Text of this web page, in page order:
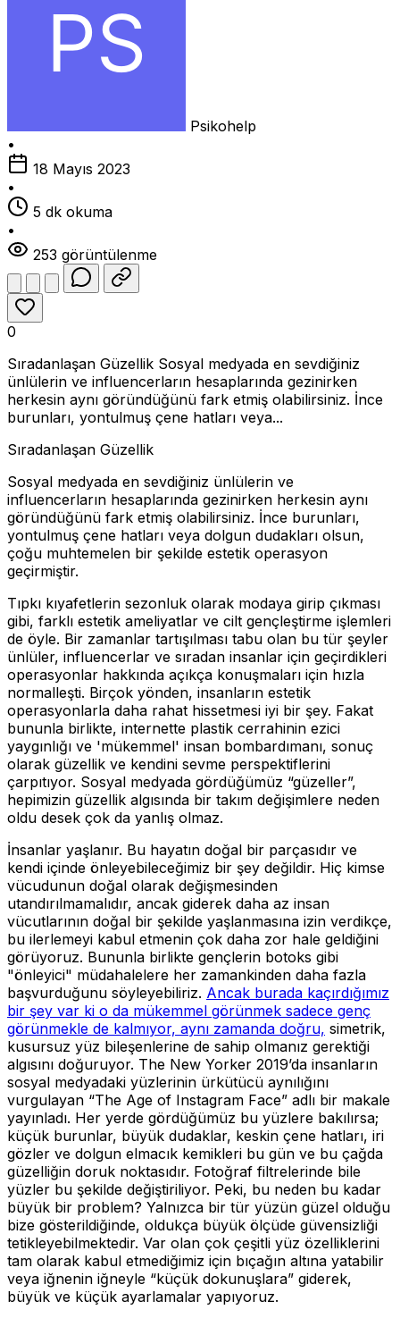
Psikohelp
•
18 Mayıs 2023
•
5 dk okuma
•
253 görüntülenme
0
Sıradanlaşan Güzellik Sosyal medyada en sevdiğiniz
ünlülerin ve influencerların hesaplarında gezinirken
herkesin aynı göründüğünü fark etmiş olabilirsiniz. İnce
burunları, yontulmuş çene hatları veya...
Sıradanlaşan Güzellik
Sosyal medyada en sevdiğiniz ünlülerin ve
influencerların hesaplarında gezinirken herkesin aynı
göründüğünü fark etmiş olabilirsiniz. İnce burunları,
yontulmuş çene hatları veya dolgun dudakları olsun,
çoğu muhtemelen bir şekilde estetik operasyon
geçirmiştir.
Tıpkı kıyafetlerin sezonluk olarak modaya girip çıkması
gibi, farklı estetik ameliyatlar ve cilt gençleştirme işlemleri
de öyle. Bir zamanlar tartışılması tabu olan bu tür şeyler
ünlüler, influencerlar ve sıradan insanlar için geçirdikleri
operasyonlar hakkında açıkça konuşmaları için hızla
normalleşti. Birçok yönden, insanların estetik
operasyonlarla daha rahat hissetmesi iyi bir şey. Fakat
bununla birlikte, internette plastik cerrahinin ezici
yaygınlığı ve 'mükemmel' insan bombardımanı, sonuç
olarak güzellik ve kendini sevme perspektiflerini
çarpıtıyor. Sosyal medyada gördüğümüz “güzeller”,
hepimizin güzellik algısında bir takım değişimlere neden
oldu desek çok da yanlış olmaz.
İnsanlar yaşlanır. Bu hayatın doğal bir parçasıdır ve
kendi içinde önleyebileceğimiz bir şey değildir. Hiç kimse
vücudunun doğal olarak değişmesinden
utandırılmamalıdır, ancak giderek daha az insan
vücutlarının doğal bir şekilde yaşlanmasına izin verdikçe,
bu ilerlemeyi kabul etmenin çok daha zor hale geldiğini
görüyoruz. Bununla birlikte gençlerin botoks gibi
"önleyici" müdahalelere her zamankinden daha fazla
başvurduğunu söyleyebiliriz. Ancak burada kaçırdığımız
bir şey var ki o da mükemmel görünmek sadece genç
görünmekle de kalmıyor, aynı zamanda doğru, simetrik,
kusursuz yüz bileşenlerine de sahip olmanız gerektiği
algısını doğuruyor. The New Yorker 2019’da insanların
sosyal medyadaki yüzlerinin ürkütücü aynılığını
vurgulayan “The Age of Instagram Face” adlı bir makale
yayınladı. Her yerde gördüğümüz bu yüzlere bakılırsa;
küçük burunlar, büyük dudaklar, keskin çene hatları, iri
gözler ve dolgun elmacık kemikleri bu gün ve bu çağda
güzelliğin doruk noktasıdır. Fotoğraf filtrelerinde bile
yüzler bu şekilde değiştiriliyor. Peki, bu neden bu kadar
büyük bir problem? Yalnızca bir tür yüzün güzel olduğu
bize gösterildiğinde, oldukça büyük ölçüde güvensizliği
tetikleyebilmektedir. Var olan çok çeşitli yüz özelliklerini
tam olarak kabul etmediğimiz için bıçağın altına yatabilir
veya iğnenin iğneyle “küçük dokunuşlara” giderek,
büyük ve küçük ayarlamalar yapıyoruz.